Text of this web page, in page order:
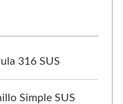
316 SUS
Simple SUS